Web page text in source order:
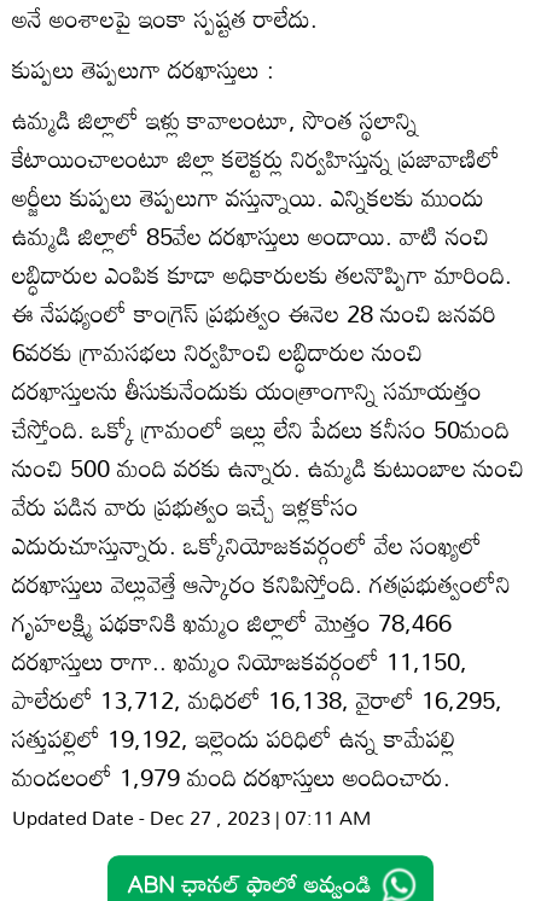
అనే అంశాలపై ఇంకా స్పష్టత రాలేదు.
కుప్పలు తెప్పలుగా దరఖాస్తులు :
ఉమ్మడి జిల్లాలో ఇళ్లు కావాలంటూ, సొంత స్థలాన్ని
కేటాయించాలంటూ జిల్లా కలెక్టర్లు నిర్వహిస్తున్న ప్రజావాణిలో
అర్జీలు కుప్పలు తెప్పలుగా వస్తున్నాయి. ఎన్నికలకు ముందు
ఉమ్మడి జిల్లాలో 85వేల దరఖాస్తులు అందాయి. వాటి నంచి
లబ్ధిదారుల ఎంపిక కూడా అధికారులకు తలనొప్పిగా మారింది.
ఈ నేపథ్యంలో కాంగ్రెస్‌ ప్రభుత్వం ఈనెల 28 నుంచి జనవరి
6వరకు గ్రామసభలు నిర్వహించి లబ్ధిదారుల నుంచి
దరఖాస్తులను తీసుకునేందుకు యంత్రాంగాన్ని సమాయత్తం
చేస్తోంది. ఒక్కో గ్రామంలో ఇల్లు లేని పేదలు కనీసం 50మంది
నుంచి 500 మంది వరకు ఉన్నారు. ఉమ్మడి కుటుంబాల నుంచి
వేరు పడిన వారు ప్రభుత్వం ఇచ్చే ఇళ్లకోసం
ఎదురుచూస్తున్నారు. ఒక్కోనియోజకవర్గంలో వేల సంఖ్యలో
దరఖాస్తులు వెల్లువెత్తే ఆస్కారం కనిపిస్తోంది. గతప్రభుత్వంలోని
గృహలక్ష్మి పథకానికి ఖమ్మం జిల్లాలో మొత్తం 78,466
దరఖాస్తులు రాగా.. ఖమ్మం నియోజకవర్గంలో 11,150,
పాలేరులో 13,712, మధిరలో 16,138, వైరాలో 16,295,
సత్తుపల్లిలో 19,192, ఇల్లెందు పరిధిలో ఉన్న కామేపల్లి
మండలంలో 1,979 మంది దరఖాస్తులు అందించారు.
Updated Date - Dec 27 , 2023 | 07:11 AM